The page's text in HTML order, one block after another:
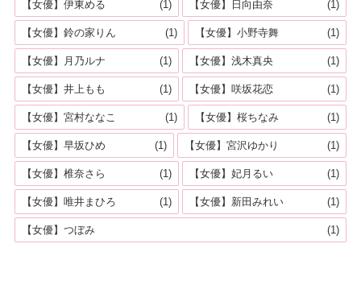
【女優】伊東める (1) 【女優】日向由奈 (1)
【女優】鈴の家りん (1) 【女優】小野寺舞 (1)
【女優】月乃ルナ (1) 【女優】浅木真央 (1)
【女優】井上もも (1) 【女優】咲坂花恋 (1)
【女優】宮村ななこ (1) 【女優】桜ちなみ (1)
【女優】早坂ひめ (1) 【女優】宮沢ゆかり (1)
【女優】椎奈さら (1) 【女優】妃月るい (1)
【女優】唯井まひろ (1) 【女優】新田みれい (1)
【女優】つぼみ (1)